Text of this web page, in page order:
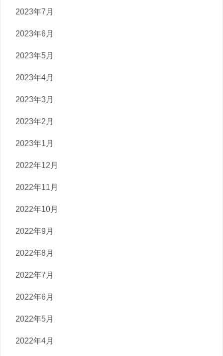
2023年7月
2023年6月
2023年5月
2023年4月
2023年3月
2023年2月
2023年1月
2022年12月
2022年11月
2022年10月
2022年9月
2022年8月
2022年7月
2022年6月
2022年5月
2022年4月